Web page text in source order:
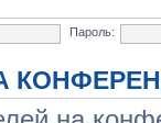
Пароль: